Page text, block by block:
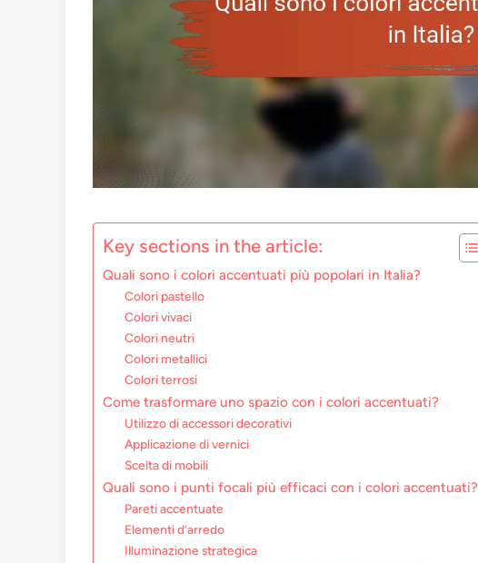
Key sections in the article:
Quali sono i colori accentuati più popolari in Italia?
Colori pastello
Colori vivaci
Colori neutri
Colori metallici
Colori terrosi
Come trasformare uno spazio con i colori accentuati?
Utilizzo di accessori decorativi
Applicazione di vernici
Scelta di mobili
Quali sono i punti focali più efficaci con i colori accentuati?
Pareti accentuate
Elementi d’arredo
Illuminazione strategica